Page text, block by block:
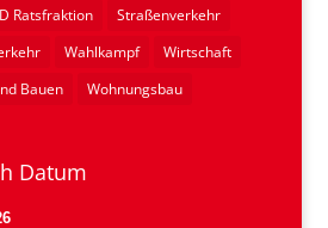
Ratsfraktion
Straßenverkehr
Wahlkampf
Wirtschaft
Bauen Wohnungsbau
Datum